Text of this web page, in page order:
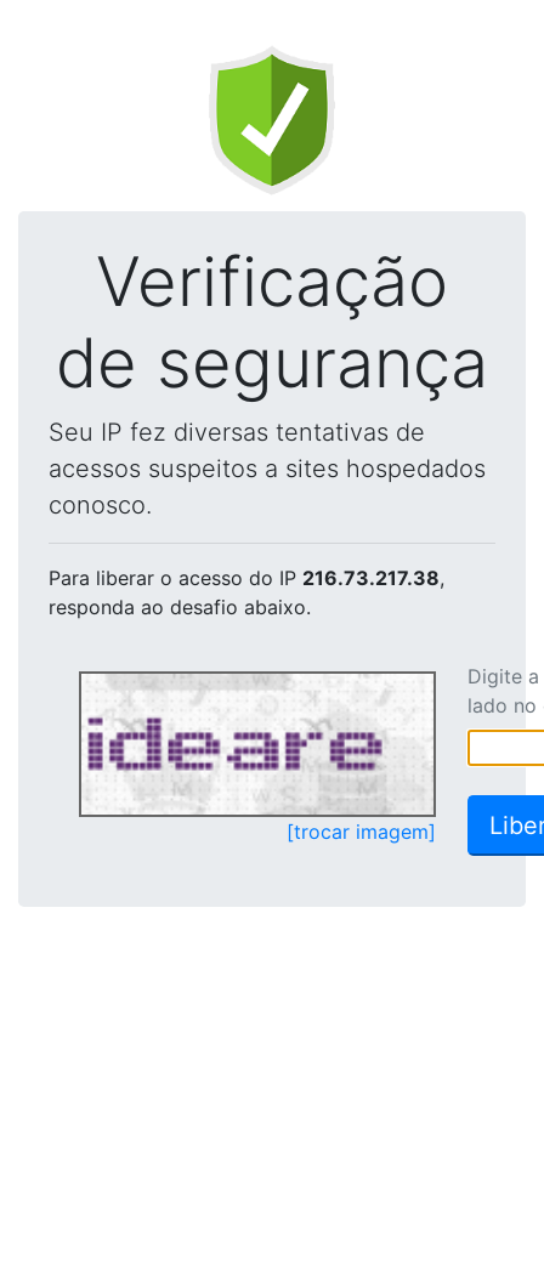
Verificação
de segurança
Seu IP fez diversas tentativas de
acessos suspeitos a sites hospedados
conosco.
Para liberar o acesso do IP 216.73.217.38,
responda ao desafio abaixo.
[trocar imagem]
Digite
lado no